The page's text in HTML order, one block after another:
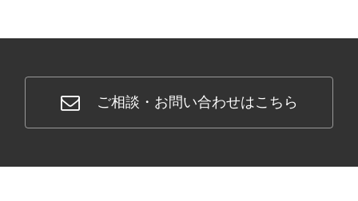
ご相談・お問い合わせはこちら